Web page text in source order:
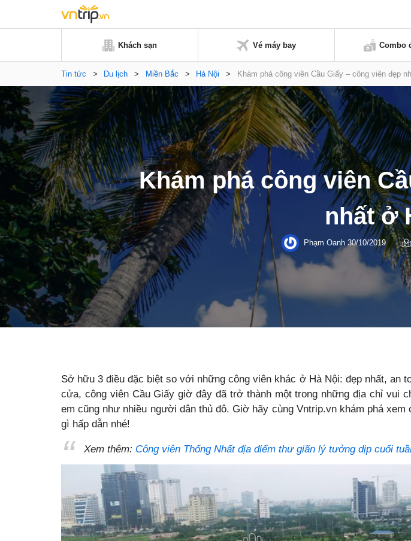
Khách sạn Vé máy bay Combo
Tin tức > Du lịch > Miền Bắc > Hà Nội > Khám phá công viên Cầu Giấy – công viên đẹp
Khám phá công viên
nhất ở
Phạm Oanh30/10/2019
Sở hữu 3 điều đặc biệt so với những công viên khác ở Hà Nội: đẹp nhất, an
cửa, công viên Cầu Giấy giờ đây đã trở thành một trong những địa chỉ vui
em cũng như nhiều người dân thủ đô. Giờ hãy cùng Vntrip.vn khám phá xem
gì hấp dẫn nhé!
Xem thêm: Công viên Thống Nhất địa điểm thư giãn lý tưởng dịp cuối